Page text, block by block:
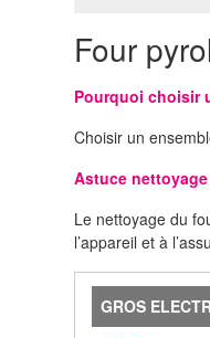
Four
Pourquoi choisir
Choisir un
Astuce
Le nettoyage du
l’appareil et à
GROS